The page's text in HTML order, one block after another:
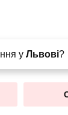
у Львові?